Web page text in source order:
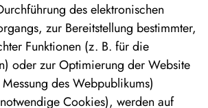
des elektronischen
zur Bereitstellung bestimmter,
Funktionen (z. B. für die
oder zur Optimierung der Website
des Webpublikums)
Cookies), werden auf